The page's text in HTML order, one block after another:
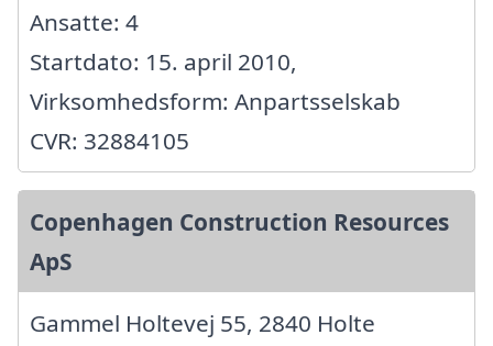
Ansatte: 4
Startdato: 15. april 2010,
Virksomhedsform: Anpartsselskab
CVR: 32884105
Copenhagen Construction Resources
ApS
Gammel Holtevej 55, 2840 Holte